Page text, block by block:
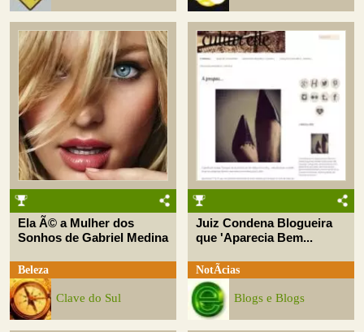
Ela Ã© a Mulher dos
Sonhos de Gabriel Medina
Beleza
Clave do Sul
Juiz Condena Blogueira
que 'Aparecia Bem...
NotÃ­cias
Blogs e Blogs